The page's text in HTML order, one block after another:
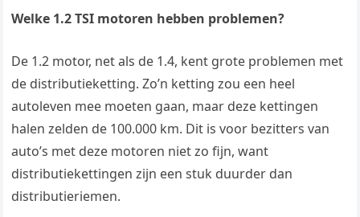
Welke 1.2 TSI motoren hebben problemen?
De 1.2 motor, net als de 1.4, kent grote problemen met
de distributieketting. Zo’n ketting zou een heel
autoleven mee moeten gaan, maar deze kettingen
halen zelden de 100.000 km. Dit is voor bezitters van
auto’s met deze motoren niet zo fijn, want
distributiekettingen zijn een stuk duurder dan
distributieriemen.